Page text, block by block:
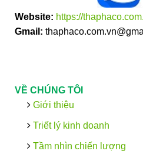
Website: https://
Gmail:
VỀ CHÚNG TÔI
Giới thiệu
Triết lý kinh doanh
Tầm nhìn chiến lượng